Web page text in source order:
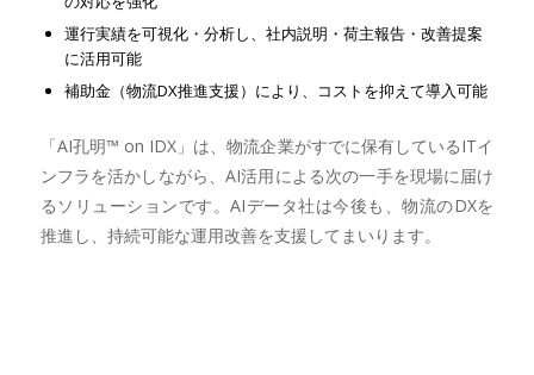
運行実績を可視化・分析し、社内説明・荷主報告・改善提案
に活用可能
補助金（物流DX推進支援）により、コストを抑えて導入可能
「AI孔明™ on IDX」は、物流企業がすでに保有しているITイ
ンフラを活かしながら、AI活用による次の一手を現場に届け
るソリューションです。AIデータ社は今後も、物流のDXを
推進し、持続可能な運用改善を支援してまいります。